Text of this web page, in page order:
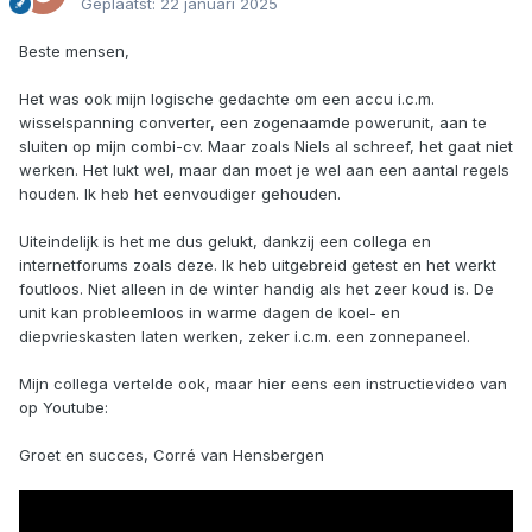
Geplaatst: 22 januari 2025
Beste mensen,
Het was ook mijn logische gedachte om een accu i.c.m.
wisselspanning converter, een zogenaamde powerunit, aan te
sluiten op mijn combi-cv. Maar zoals Niels al schreef, het gaat niet
werken. Het lukt wel, maar dan moet je wel aan een aantal regels
houden. Ik heb het eenvoudiger gehouden.
Uiteindelijk is het me dus gelukt, dankzij een collega en
internetforums zoals deze. Ik heb uitgebreid getest en het werkt
foutloos. Niet alleen in de winter handig als het zeer koud is. De
unit kan probleemloos in warme dagen de koel- en
diepvrieskasten laten werken, zeker i.c.m. een zonnepaneel.
Mijn collega vertelde ook, maar hier eens een instructievideo van
op Youtube:
Groet en succes, Corré van Hensbergen